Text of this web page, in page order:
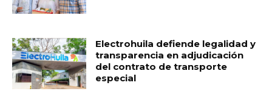
Electrohuila defiende legalidad y
transparencia en adjudicación
del contrato de transporte
especial